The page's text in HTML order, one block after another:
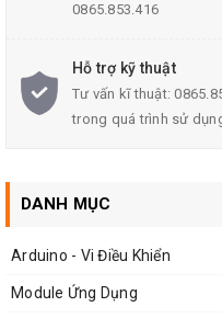
Đường kính dây: 1.2
thước cách nhau 1mm)
Chất liệu: Đồng bọc
0865.853.416
Hỗ trợ kỹ thuật
Tư vấn kĩ thuật:
trong quá trình sử
DANH MỤC
Arduino - Vi Điều Khiển
Module Ứng Dụng